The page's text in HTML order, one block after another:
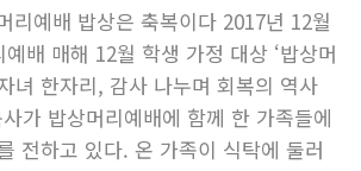
리예배 밥상은 축복이다 2017년 12월
배 매해 12월 학생 가정 대상 ‘밥상머
녀 한자리, 감사 나누며 회복의 역사
가 밥상머리예배에 함께 한 가족들에
전하고 있다. 온 가족이 식탁에 둘러